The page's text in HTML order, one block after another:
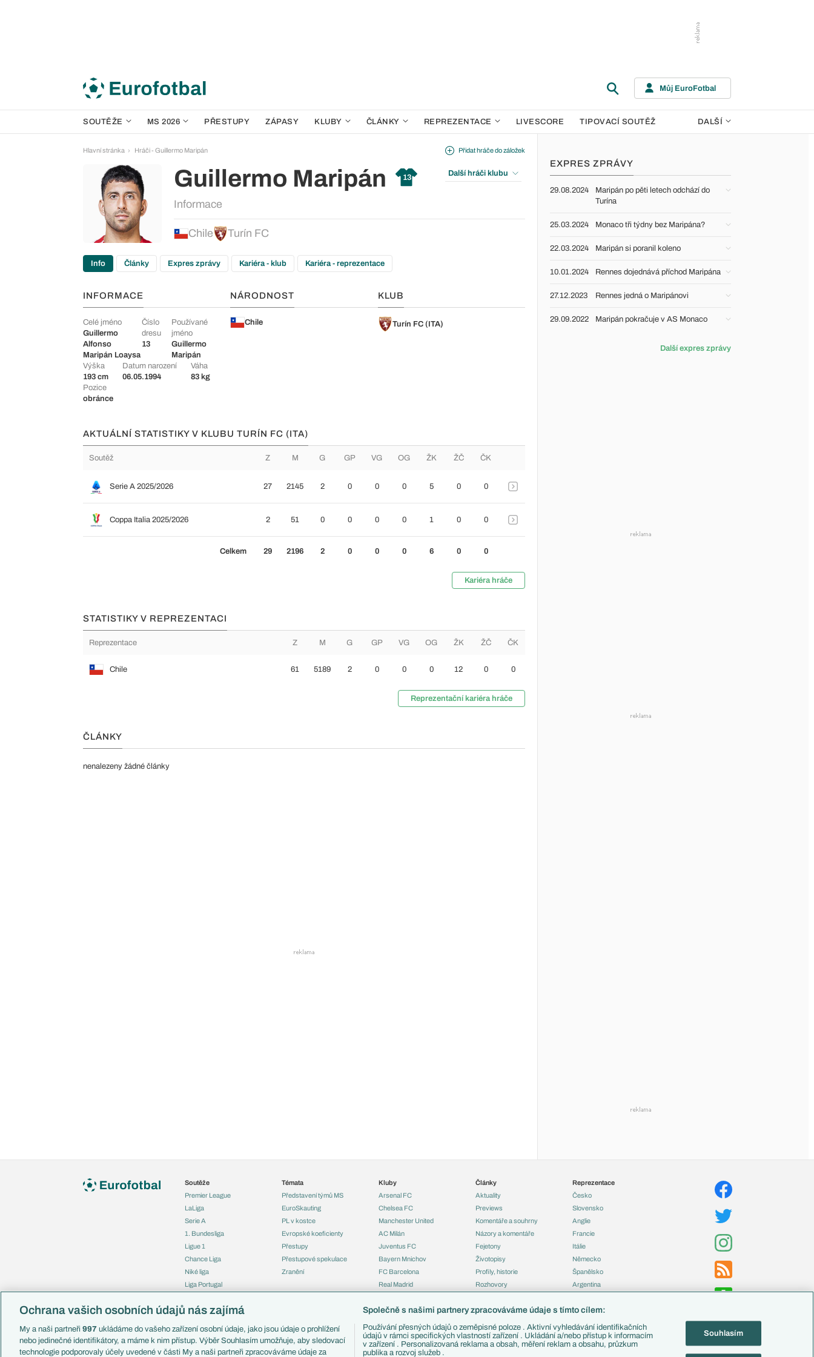
Můj EuroFotbal
SOUTĚŽE MS 2026 PŘESTUPY ZÁPASY KLUBY ČLÁNKY REPREZENTACE LIVESCORE TIPOVACÍ SOUTĚŽ DALŠÍ
Hlavní stránka Hráči - Guillermo Maripán
Guillermo Maripán 13
Informace
Chile Turín FC
Přidat hráče do záložek
Další hráči klubu
Info Články Expres zprávy Kariéra - klub Kariéra - reprezentace
INFORMACE
Celé jméno
Guillermo
Alfonso
Maripán Loaysa
Číslo
dresu
13
Používané
jméno
Guillermo
Maripán
Výška
193 cm
Datum narození
06.05.1994
Váha
83 kg
Pozice
obránce
NÁRODNOST
Chile
KLUB
Turín FC (ITA)
AKTUÁLNÍ STATISTIKY V KLUBU TURÍN FC (ITA)
Soutěž Z M G GP VG OG ŽK ŽČ ČK
Serie A 2025/2026 27 2145 2 0 0 0 5 0 0
Coppa Italia 2025/2026 2 51 0 0 0 0 1 0 0
Celkem 29 2196 2 0 0 0 6 0 0
Kariéra hráče
STATISTIKY V REPREZENTACI
Reprezentace Z M G GP VG OG ŽK ŽČ ČK
Chile 61 5189 2 0 0 0 12 0 0
Reprezentační kariéra hráče
ČLÁNKY
nenalezeny žádné články
EXPRES ZPRÁVY
29.08.2024
Maripán po pěti letech odchází do
Turína
25.03.2024 Monaco tři týdny bez Maripána?
22.03.2024 Maripán si poranil koleno
10.01.2024 Rennes dojednává příchod Maripána
27.12.2023 Rennes jedná o Maripánovi
29.09.2022 Maripán pokračuje v AS Monaco
Další expres zprávy
Soutěže
Premier League
LaLiga
Serie A
1. Bundesliga
Ligue 1
Chance Liga
Niké liga
Liga Portugal
Liga mistrů
Mistrovství světa
Témata
Představení týmů MS
EuroSkauting
PL v kostce
Evropské koeficienty
Přestupy
Přestupové spekulace
Zranění
Kluby
Arsenal FC
Chelsea FC
Manchester United
AC Milán
Juventus FC
Bayern Mnichov
FC Barcelona
Real Madrid
Články
Aktuality
Previews
Komentáře a souhrny
Názory a komentáře
Fejetony
Životopisy
Profily, historie
Rozhovory
Reprezentace
Česko
Slovensko
Anglie
Francie
Itálie
Německo
Španělsko
Argentina
Zápasy
Livescore
Ochrana vašich osobních údajů nás zajímá
My a naši partneři 997 ukládáme do vašeho zařízení osobní údaje, jako jsou údaje o prohlížení
nebo jedinečné identifikátory, a máme k nim přístup. Výběr Souhlasím umožňuje, aby sledovací
technologie podporovaly účely uvedené v části My a naši partneři zpracováváme údaje za
Společně s našimi partnery zpracováváme údaje s tímto cílem:
Používání přesných údajů o zeměpisné poloze . Aktivní vyhledávání identifikačních
údajů v rámci specifických vlastností zařízení . Ukládání a/nebo přístup k informacím
v zařízení . Personalizovaná reklama a obsah, měření reklam a obsahu, průzkum
publika a rozvoj služeb .
Souhlasím